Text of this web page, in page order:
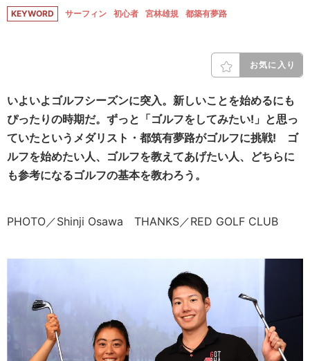
KEYWORD サーフィン 初心者 宮林雄規 都築有夢路
お気に入り
いよいよゴルフシーズンに突入。新しいことを始めるにも
ぴったりの時期だ。ずっと「ゴルフをしてみたい!」と思っ
ていたというメダリスト・都筑有夢路がゴルフに挑戦! ゴ
ルフを始めたい人、ゴルフを教えてあげたい人、どちらに
も参考になるゴルフの基本を教わろう。
PHOTO／Shinji Osawa THANKS／RED GOLF CLUB